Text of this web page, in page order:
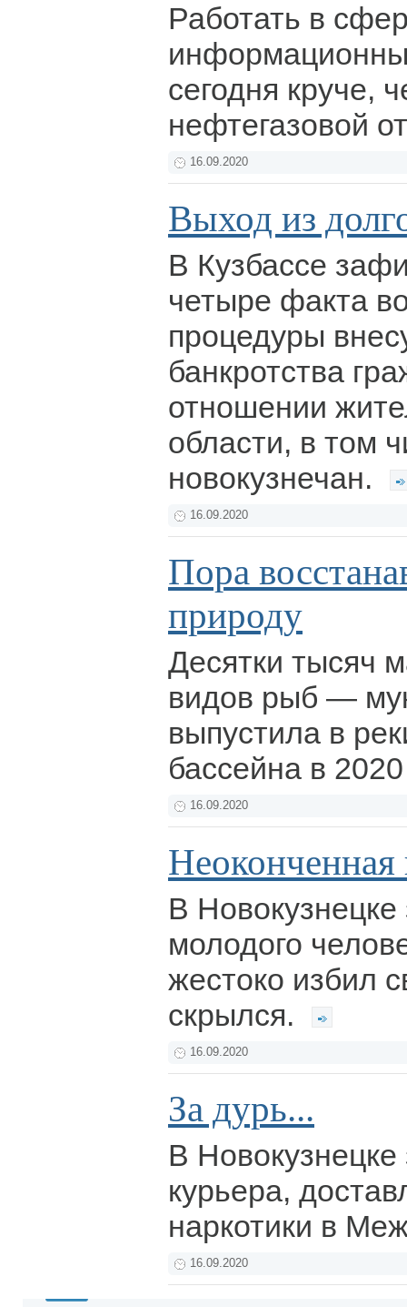
Работать в
сегодня круче,
нефтегазовой
16.09.2020
Выход из
В Кузбассе
четыре факта
процедуры
банкротства
отношении
области, в том
новокузнечан.
16.09.2020
Пора
природу
Десятки тысяч
видов рыб —
выпустила в
бассейна в
16.09.2020
Неоконченная
В
молодого
жестоко избил
скрылся.
16.09.2020
За дурь...
В
курьера,
наркотики в
16.09.2020